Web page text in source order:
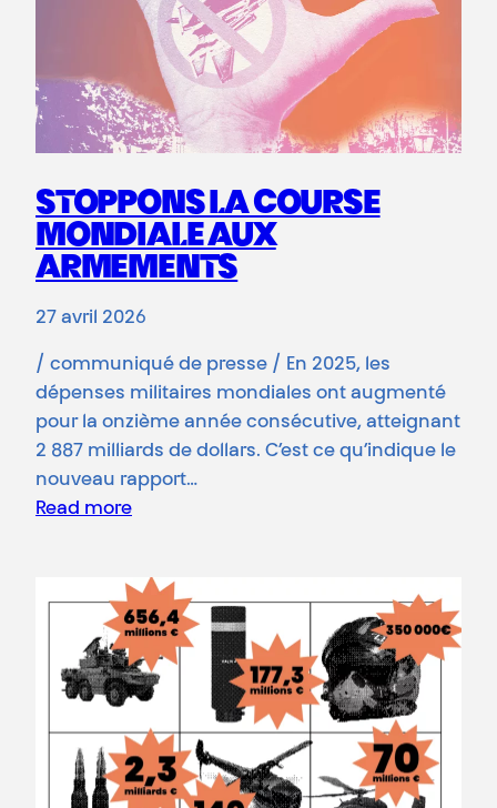
STOPPONS LA COURSE
MONDIALE AUX
ARMEMENTS
27 avril 2026
/ communiqué de presse / En 2025, les
dépenses militaires mondiales ont augmenté
pour la onzième année consécutive, atteignant
2 887 milliards de dollars. C’est ce qu’indique le
nouveau rapport…
Read more